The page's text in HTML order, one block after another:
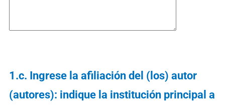
1.c. Ingrese la afiliación del (los) autor
(autores): indique la institución principal a